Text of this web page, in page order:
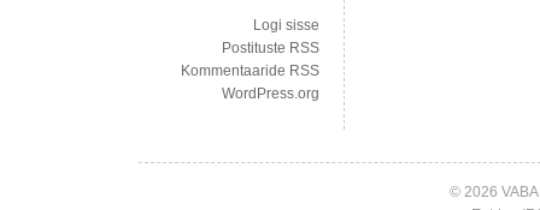
Logi sisse
Postituste RSS
Kommentaaride RSS
WordPress.org
© 2026